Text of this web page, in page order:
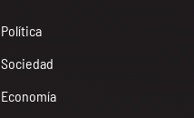
Política
Sociedad
Economía